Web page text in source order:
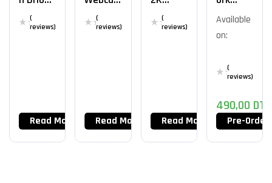
Stream
4k
(
reviews)
Read More
M 2K
30FPS
(
reviews)
Read More
30FPS
FHD
(
reviews)
Read More
C310 4K
1080p@
Available
on:
(
reviews)
490,00 DT
Pre-Order